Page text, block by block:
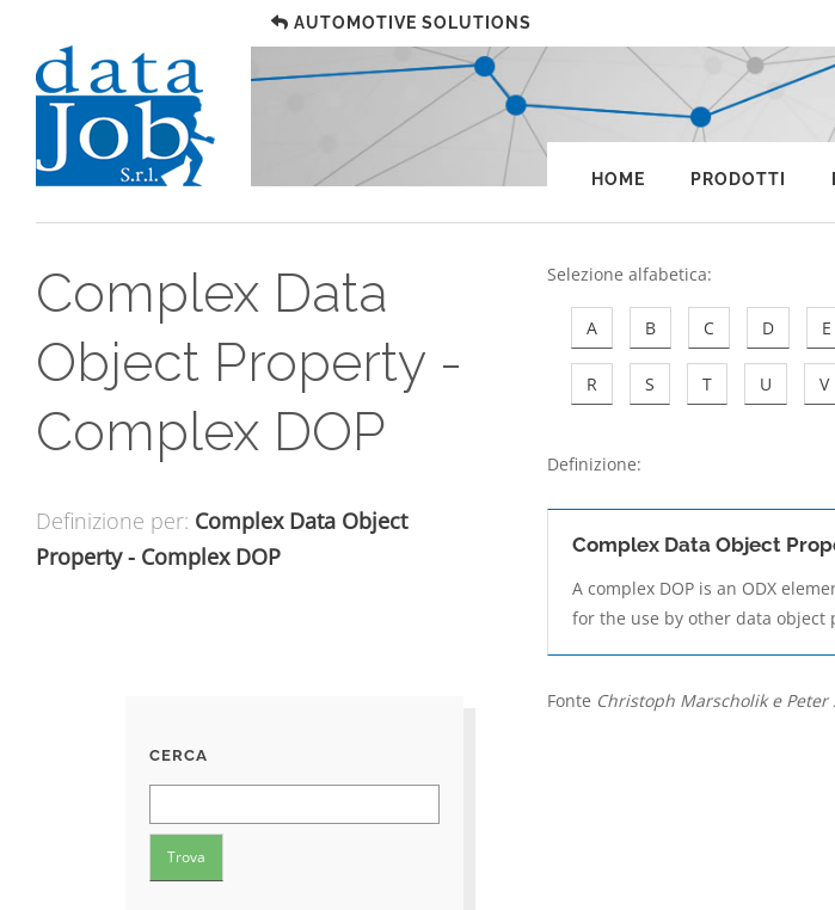
AUTOMOTIVE SOLUTIONS
HOME PRODOTTI
Complex Data
Object Property -
Complex DOP
Definizione per: Complex Data Object
Property - Complex DOP
Selezione alfabetica:
A B C D E
R S T U V
Definizione:
Complex Data Object
A complex DOP is an ODX
for the use by other data object
Fonte Christoph Marscholik e Peter
CERCA